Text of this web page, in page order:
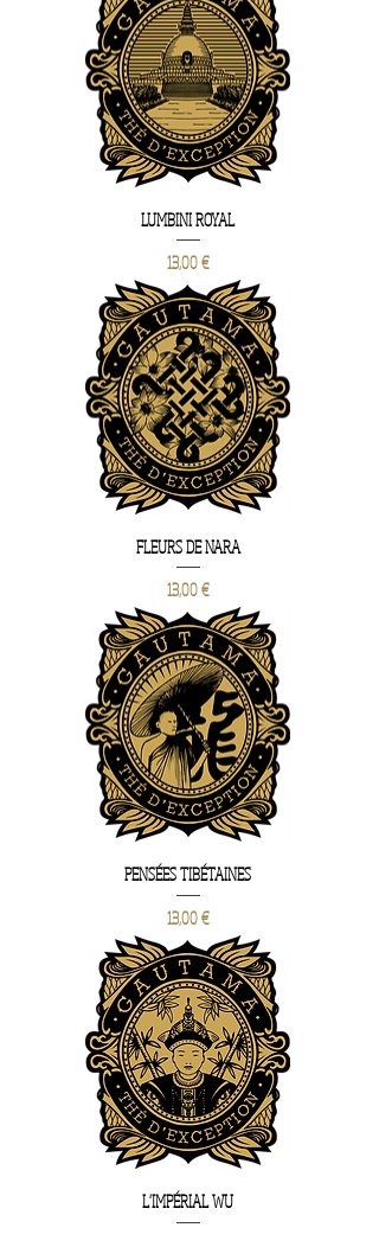
LUMBINI ROYAL
Prix
13,00 €
FLEURS DE NARA
Prix
13,00 €
PENSÉES TIBÉTAINES
Prix
13,00 €
L'IMPÉRIAL WU